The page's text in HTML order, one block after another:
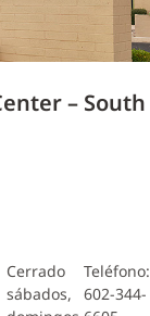
– South
Cerrado
sábados,
Teléfono:
602-344-